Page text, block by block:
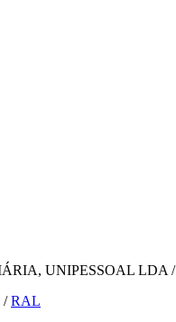
UNIPESSOAL LDA /
/RAL